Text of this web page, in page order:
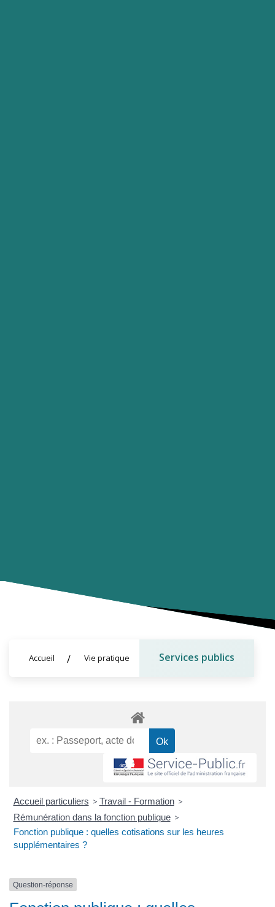
Accueil Vie pratique Services publics
Accueil particuliers > Travail - Formation >
Rémunération dans la fonction publique >
Fonction publique : quelles cotisations sur les heures
supplémentaires ?
Question-réponse